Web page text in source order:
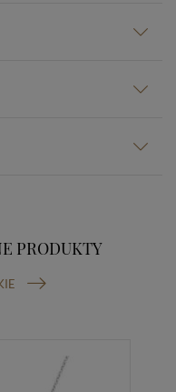
PRODUKTY